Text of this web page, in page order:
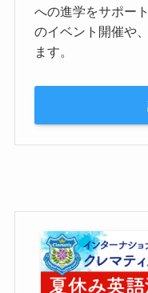
への進学をサポー
のイベント開催や
ます。